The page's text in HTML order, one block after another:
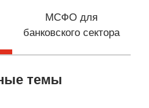
МСФО для
банковского сектора
темы